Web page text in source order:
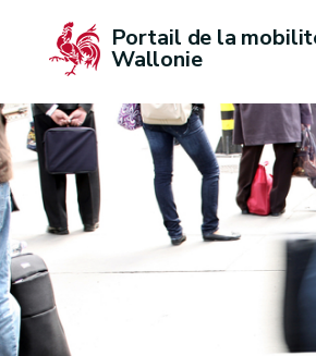
Portail de la
Wallonie